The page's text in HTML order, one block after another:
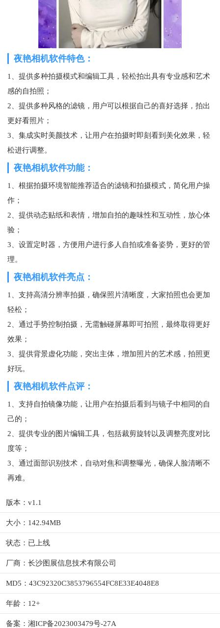
夜艳相机软件特色：
1、提供多种拍摄模式和编辑工具，轻松拍出具有专业感和艺术
感的自拍照；
2、提供多种风格的滤镜，用户可以根据自己的喜好选择，拍出
更好看照片；
3、集成实时美颜技术，让用户在拍摄时即刻看到美化效果，轻
松进行调整。
夜艳相机软件功能：
1、根据拍摄环境智能推荐适合的滤镜和拍摄模式，简化用户操
作；
2、提供动态贴纸和表情，增加自拍的趣味性和互动性，放心体
验；
3、设置定时器，方便用户进行多人自拍或准备姿势，更好的管
理。
夜艳相机软件亮点：
1、支持高清分辨率拍摄，确保照片清晰度，大家拍照也会更加
轻松；
2、通过手势控制拍摄，无需触碰屏幕即可拍照，最终取得更好
效果；
3、提供背景虚化功能，突出主体，增加照片的艺术感，拍照更
好玩。
夜艳相机软件点评：
1、支持自拍镜像功能，让用户在拍摄后看到与镜子中相同的自
己的；
2、提供专业的 图片编辑工具，包括裁剪旋转以及调整亮度对比
度等；
3、通过面部识别技术，自动对焦和调整曝光，确保人脸清晰不
再难。
版本：v1.1
大小：142.94MB
状态：已上线
厂商：长沙图展信息技术有限公司
MD5：43C92320C3853796554FC8E33E4048E8
年龄：12+
备案：湘ICP备2023003479号-27A